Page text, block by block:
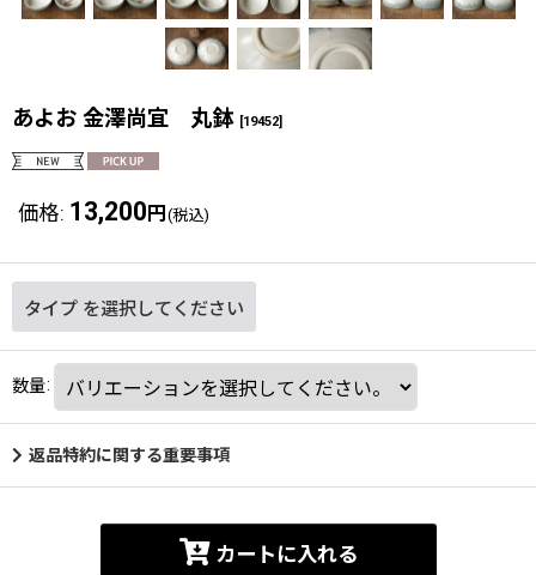
あよお 金澤尚宜 丸鉢 [19452]
価格: 13,200 円 (税込)
タイプ を選択してください
数量:
返品特約に関する重要事項
カートに入れる